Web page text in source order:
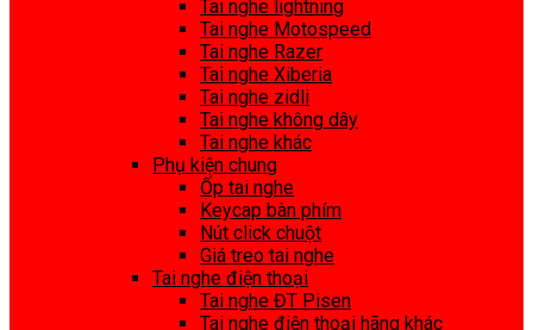
Tai nghe lightning
Tai nghe Motospeed
Tai nghe Razer
Tai nghe Xiberia
Tai nghe zidli
Tai nghe không dây
Tai nghe khác
Phụ kiện chung
Ốp tai nghe
Keycap bàn phím
Nút click chuột
Giá treo tai nghe
Tai nghe điện thoại
Tai nghe ĐT Pisen
Tai nghe điện thoại hãng khác